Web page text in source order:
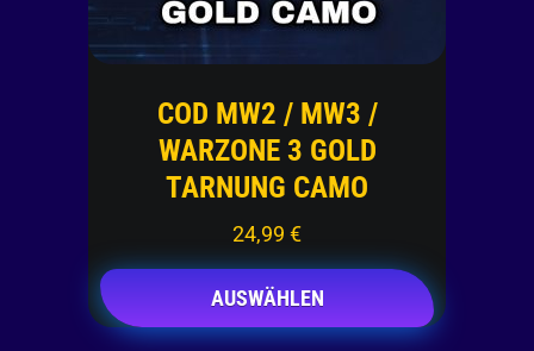
COD MW2 / MW3 /
WARZONE 3 GOLD
TARNUNG CAMO
24,99 €
AUSWÄHLEN